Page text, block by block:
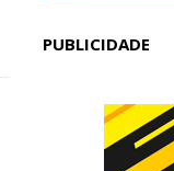
PUBLICIDADE